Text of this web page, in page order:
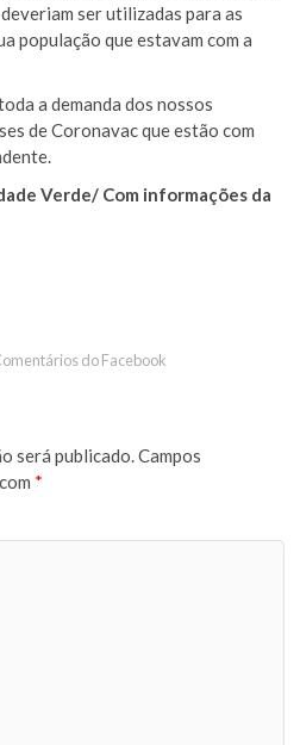
ser utilizadas para as
população que estavam com a
a demanda dos nossos
de Coronavac que estão com
Verde/ Com informações da
do Facebook
será publicado.Campos
*